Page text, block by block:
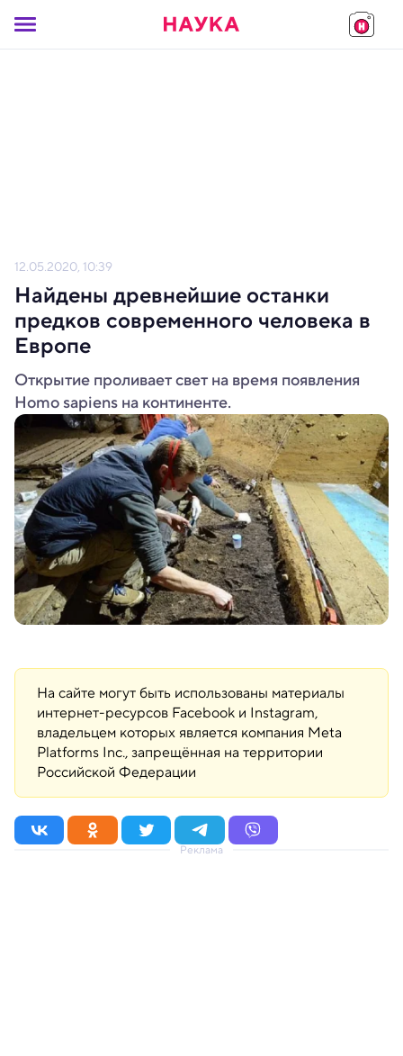
12.05.2020, 10:39
Найдены древнейшие останки
предков современного человека в
Европе
Открытие проливает свет на время появления
Homo sapiens на континенте.
На сайте могут быть использованы материалы
интернет-ресурсов Facebook и Instagram,
владельцем которых является компания Meta
Platforms Inc., запрещённая на территории
Российской Федерации
Реклама